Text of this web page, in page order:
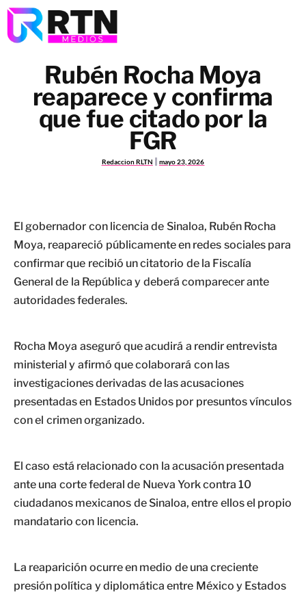
Rubén Rocha Moya
reaparece y confirma
que fue citado por la
FGR
Redaccion RLTN mayo 23, 2026
El gobernador con licencia de Sinaloa, Rubén Rocha
Moya, reapareció públicamente en redes sociales para
confirmar que recibió un citatorio de la Fiscalía
General de la República y deberá comparecer ante
autoridades federales.
Rocha Moya aseguró que acudirá a rendir entrevista
ministerial y afirmó que colaborará con las
investigaciones derivadas de las acusaciones
presentadas en Estados Unidos por presuntos vínculos
con el crimen organizado.
El caso está relacionado con la acusación presentada
ante una corte federal de Nueva York contra 10
ciudadanos mexicanos de Sinaloa, entre ellos el propio
mandatario con licencia.
La reaparición ocurre en medio de una creciente
presión política y diplomática entre México y Estados